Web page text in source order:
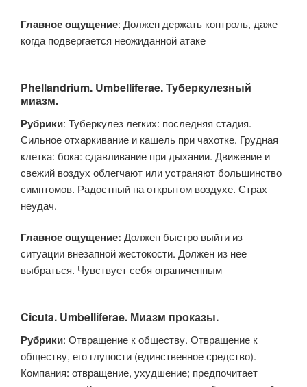
Главное ощущение: Должен держать контроль, даже
когда подвергается неожиданной атаке
Phellandrium. Umbelliferae. Туберкулезный
миазм.
Рубрики: Туберкулез легких: последняя стадия.
Сильное отхаркивание и кашель при чахотке. Грудная
клетка: бока: сдавливание при дыхании. Движение и
свежий воздух облегчают или устраняют большинство
симптомов. Радостный на открытом воздухе. Страх
неудач.
Главное ощущение: Должен быстро выйти из
ситуации внезапной жестокости. Должен из нее
выбраться. Чувствует себя ограниченным
Cicuta. Umbelliferae. Миазм проказы.
Рубрики: Отвращение к обществу. Отвращение к
обществу, его глупости (единственное средство).
Компания: отвращение, ухудшение; предпочитает